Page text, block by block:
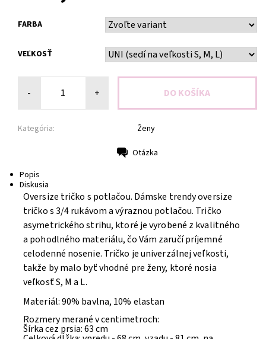
FARBA
VEĽKOSŤ
- +
Kategória: Ženy
Otázka
Popis
Diskusia
Oversize tričko s potlačou. Dámske trendy oversize
tričko s 3/4 rukávom a výraznou potlačou. Tričko
asymetrického strihu, ktoré je vyrobené z kvalitného
a pohodlného materiálu, čo Vám zaručí príjemné
celodenné nosenie. Tričko je univerzálnej veľkosti,
takže by malo byť vhodné pre ženy, ktoré nosia
veľkosť S, M a L.
Materiál: 90% bavlna, 10% elastan
Rozmery merané v centimetroch:
Šírka cez prsia: 63 cm